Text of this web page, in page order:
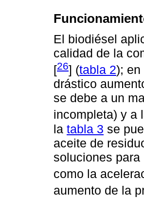
El biodiésel
calidad de la
[26] (tabla 2); en
drástico
se debe a un
incompleta) y a
la tabla 3 se
aceite de
soluciones
como la
aumento de la